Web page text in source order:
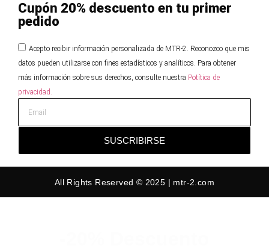
Cupón 20% descuento en tu primer
pedido
Acepto recibir información personalizada de MTR-2. Reconozco que mis
datos pueden utilizarse con fines estadísticos y analíticos. Para obtener
más información sobre sus derechos, consulte nuestra Potítica de
privacidad.
SUSCRIBIRSE
All Rights Reserved © 2025 | mtr-2.com